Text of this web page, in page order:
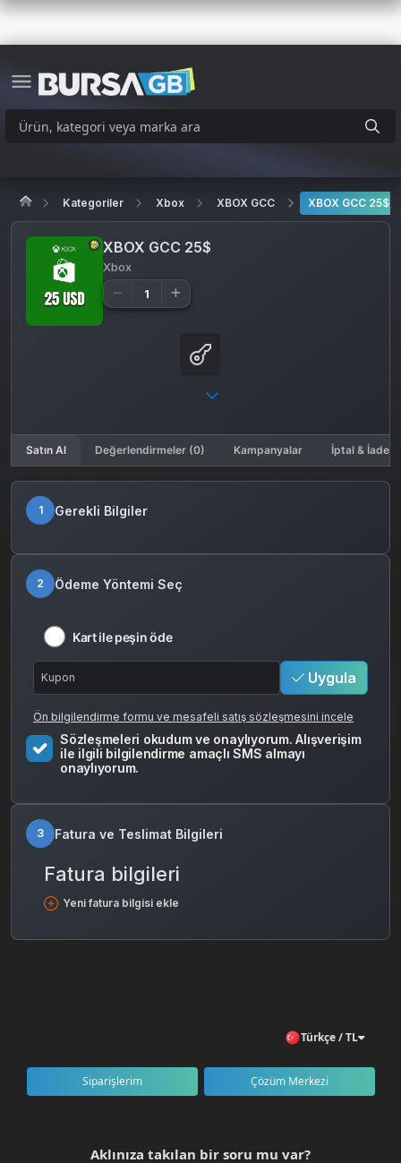
Kategoriler Xbox XBOX GCC XBOX GCC 25$
XBOX GCC 25$
Xbox
Satın Al Değerlendirmeler (0) Kampanyalar İptal & İade
1 Gerekli Bilgiler
2 Ödeme Yöntemi Seç
Kart ile peşin öde
Uygula
Ön bilgilendirme formu ve mesafeli satış sözleşmesini incele
Sözleşmeleri okudum ve onaylıyorum. Alışverişim
ile ilgili bilgilendirme amaçlı SMS almayı
onaylıyorum.
3 Fatura ve Teslimat Bilgileri
Fatura bilgileri
Yeni fatura bilgisi ekle
Türkçe / TL
Siparişlerim Çözüm Merkezi
Aklınıza takılan bir soru mu var?